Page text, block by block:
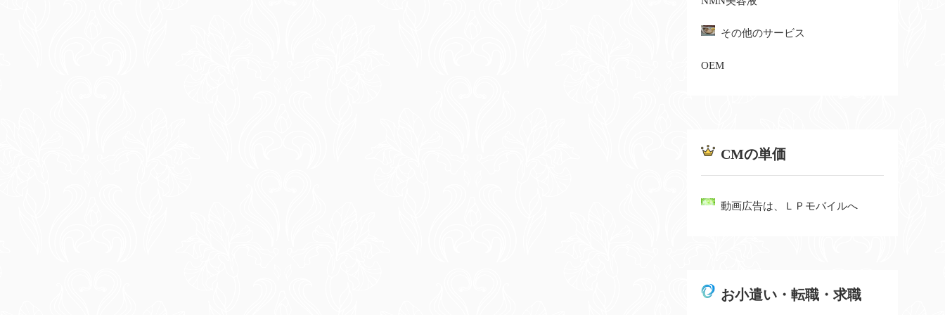
その他のサービス
OEM
CMの単価
動画広告は、ＬＰモバイルへ
お小遣い・転職・求職